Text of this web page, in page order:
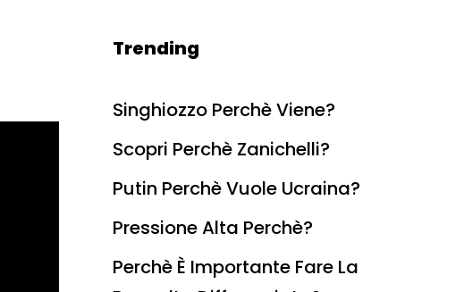
Trending
Singhiozzo Perchè Viene?
Scopri Perchè Zanichelli?
Putin Perchè Vuole Ucraina?
Pressione Alta Perchè?
Perchè È Importante Fare La